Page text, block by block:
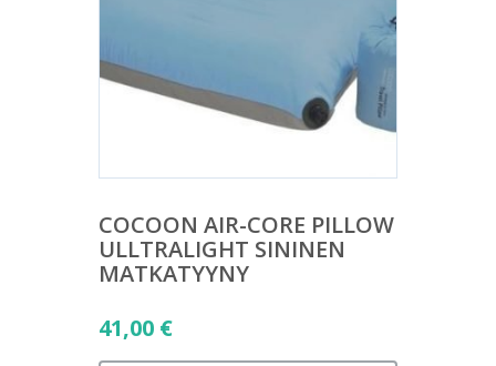
COCOON AIR-CORE PILLOW
ULLTRALIGHT SININEN
MATKATYYNY
41,00 €